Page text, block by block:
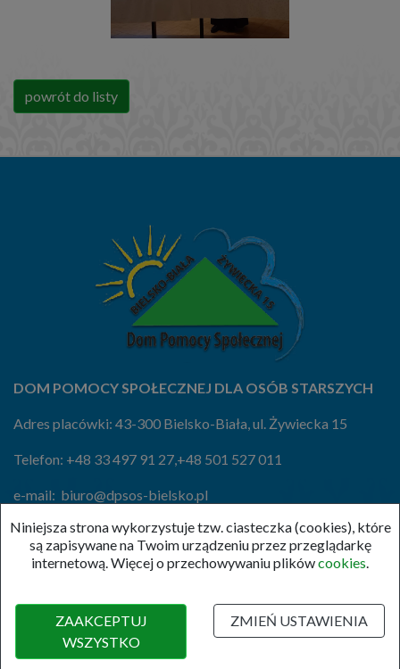
Niniejsza strona wykorzystuje tzw. ciasteczka (cookies), które
są zapisywane na Twoim urządzeniu przez przeglądarkę
internetową. Więcej o przechowywaniu plikówcookies.
ZAAKCEPTUJ
WSZYSTKO
ZMIEŃ USTAWIENIA
powrót do listy
DOM POMOCY SPOŁECZNEJ DLA OSÓB STARSZYCH
Adres placówki: 43-300 Bielsko-Biała, ul. Żywiecka 15
Telefon: +48 33 497 91 27,+48 501 527 011
e-mail: biuro@dpsos-bielsko.pl
e-Doręczenia:AE:PL-37807-88871-BEACD-19
(c) 2020 , DPSOS